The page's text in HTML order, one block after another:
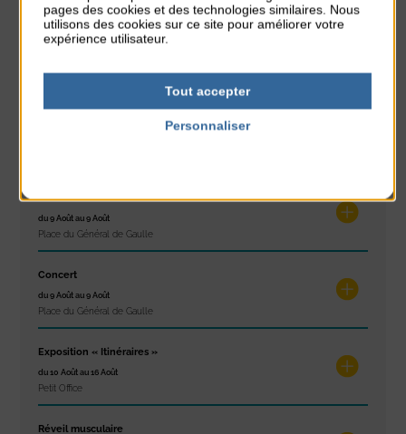
Plage du passous
Stretching
Concours de châteaux de sable
Glisse & Environnement
du 9 Août au 9 Août
Place du Général de Gaulle
Concert
du 9 Août au 9 Août
Place du Général de Gaulle
Exposition « Itinéraires »
du 10 Août au 16 Août
Petit Office
Réveil musculaire
pages des cookies et des technologies similaires. Nous
utilisons des cookies sur ce site pour améliorer votre
expérience utilisateur.
Tout accepter
Personnaliser